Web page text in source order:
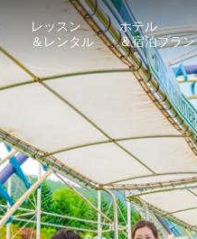
レッスン
＆レンタル
ホテル
＆宿泊プラン